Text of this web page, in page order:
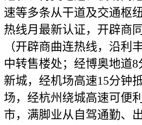
速等多条从干道及交通枢
热线月最新认证，开辟商
（开辟商曲连热线，沿利
中转售楼处；经博奥地道8
新城，经机场高速15分钟
场，经杭州绕城高速可便
市，满脚业从自驾通勤、